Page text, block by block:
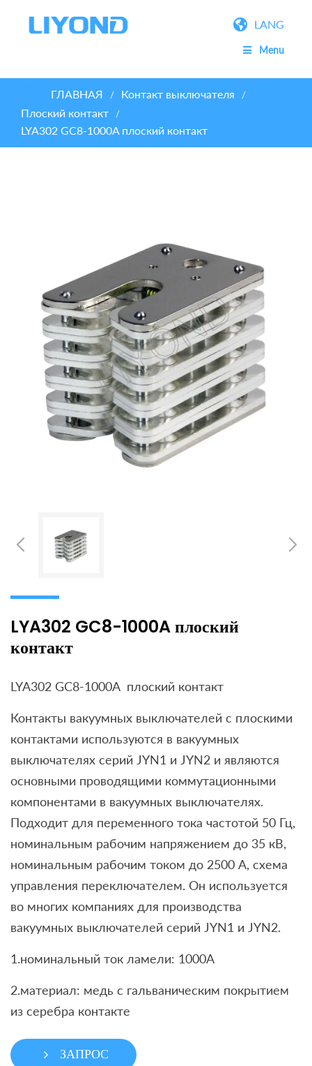
LANG
Menu
ГЛАВНАЯ / Контакт выключателя /
Плоский контакт /
LYA302 GC8-1000A плоский контакт
LYA302 GC8-1000A плоский
контакт
LYA302 GC8-1000A плоский контакт
Контакты вакуумных выключателей с плоскими
контактами используются в вакуумных
выключателях серий JYN1 и JYN2 и являются
основными проводящими коммутационными
компонентами в вакуумных выключателях.
Подходит для переменного тока частотой 50 Гц,
номинальным рабочим напряжением до 35 кВ,
номинальным рабочим током до 2500 А, схема
управления переключателем. Он используется
во многих компаниях для производства
вакуумных выключателей серий JYN1 и JYN2.
1.номинальный ток ламели: 1000A
2.материал: медь с гальваническим покрытием
из серебра контакте
ЗАПРОС